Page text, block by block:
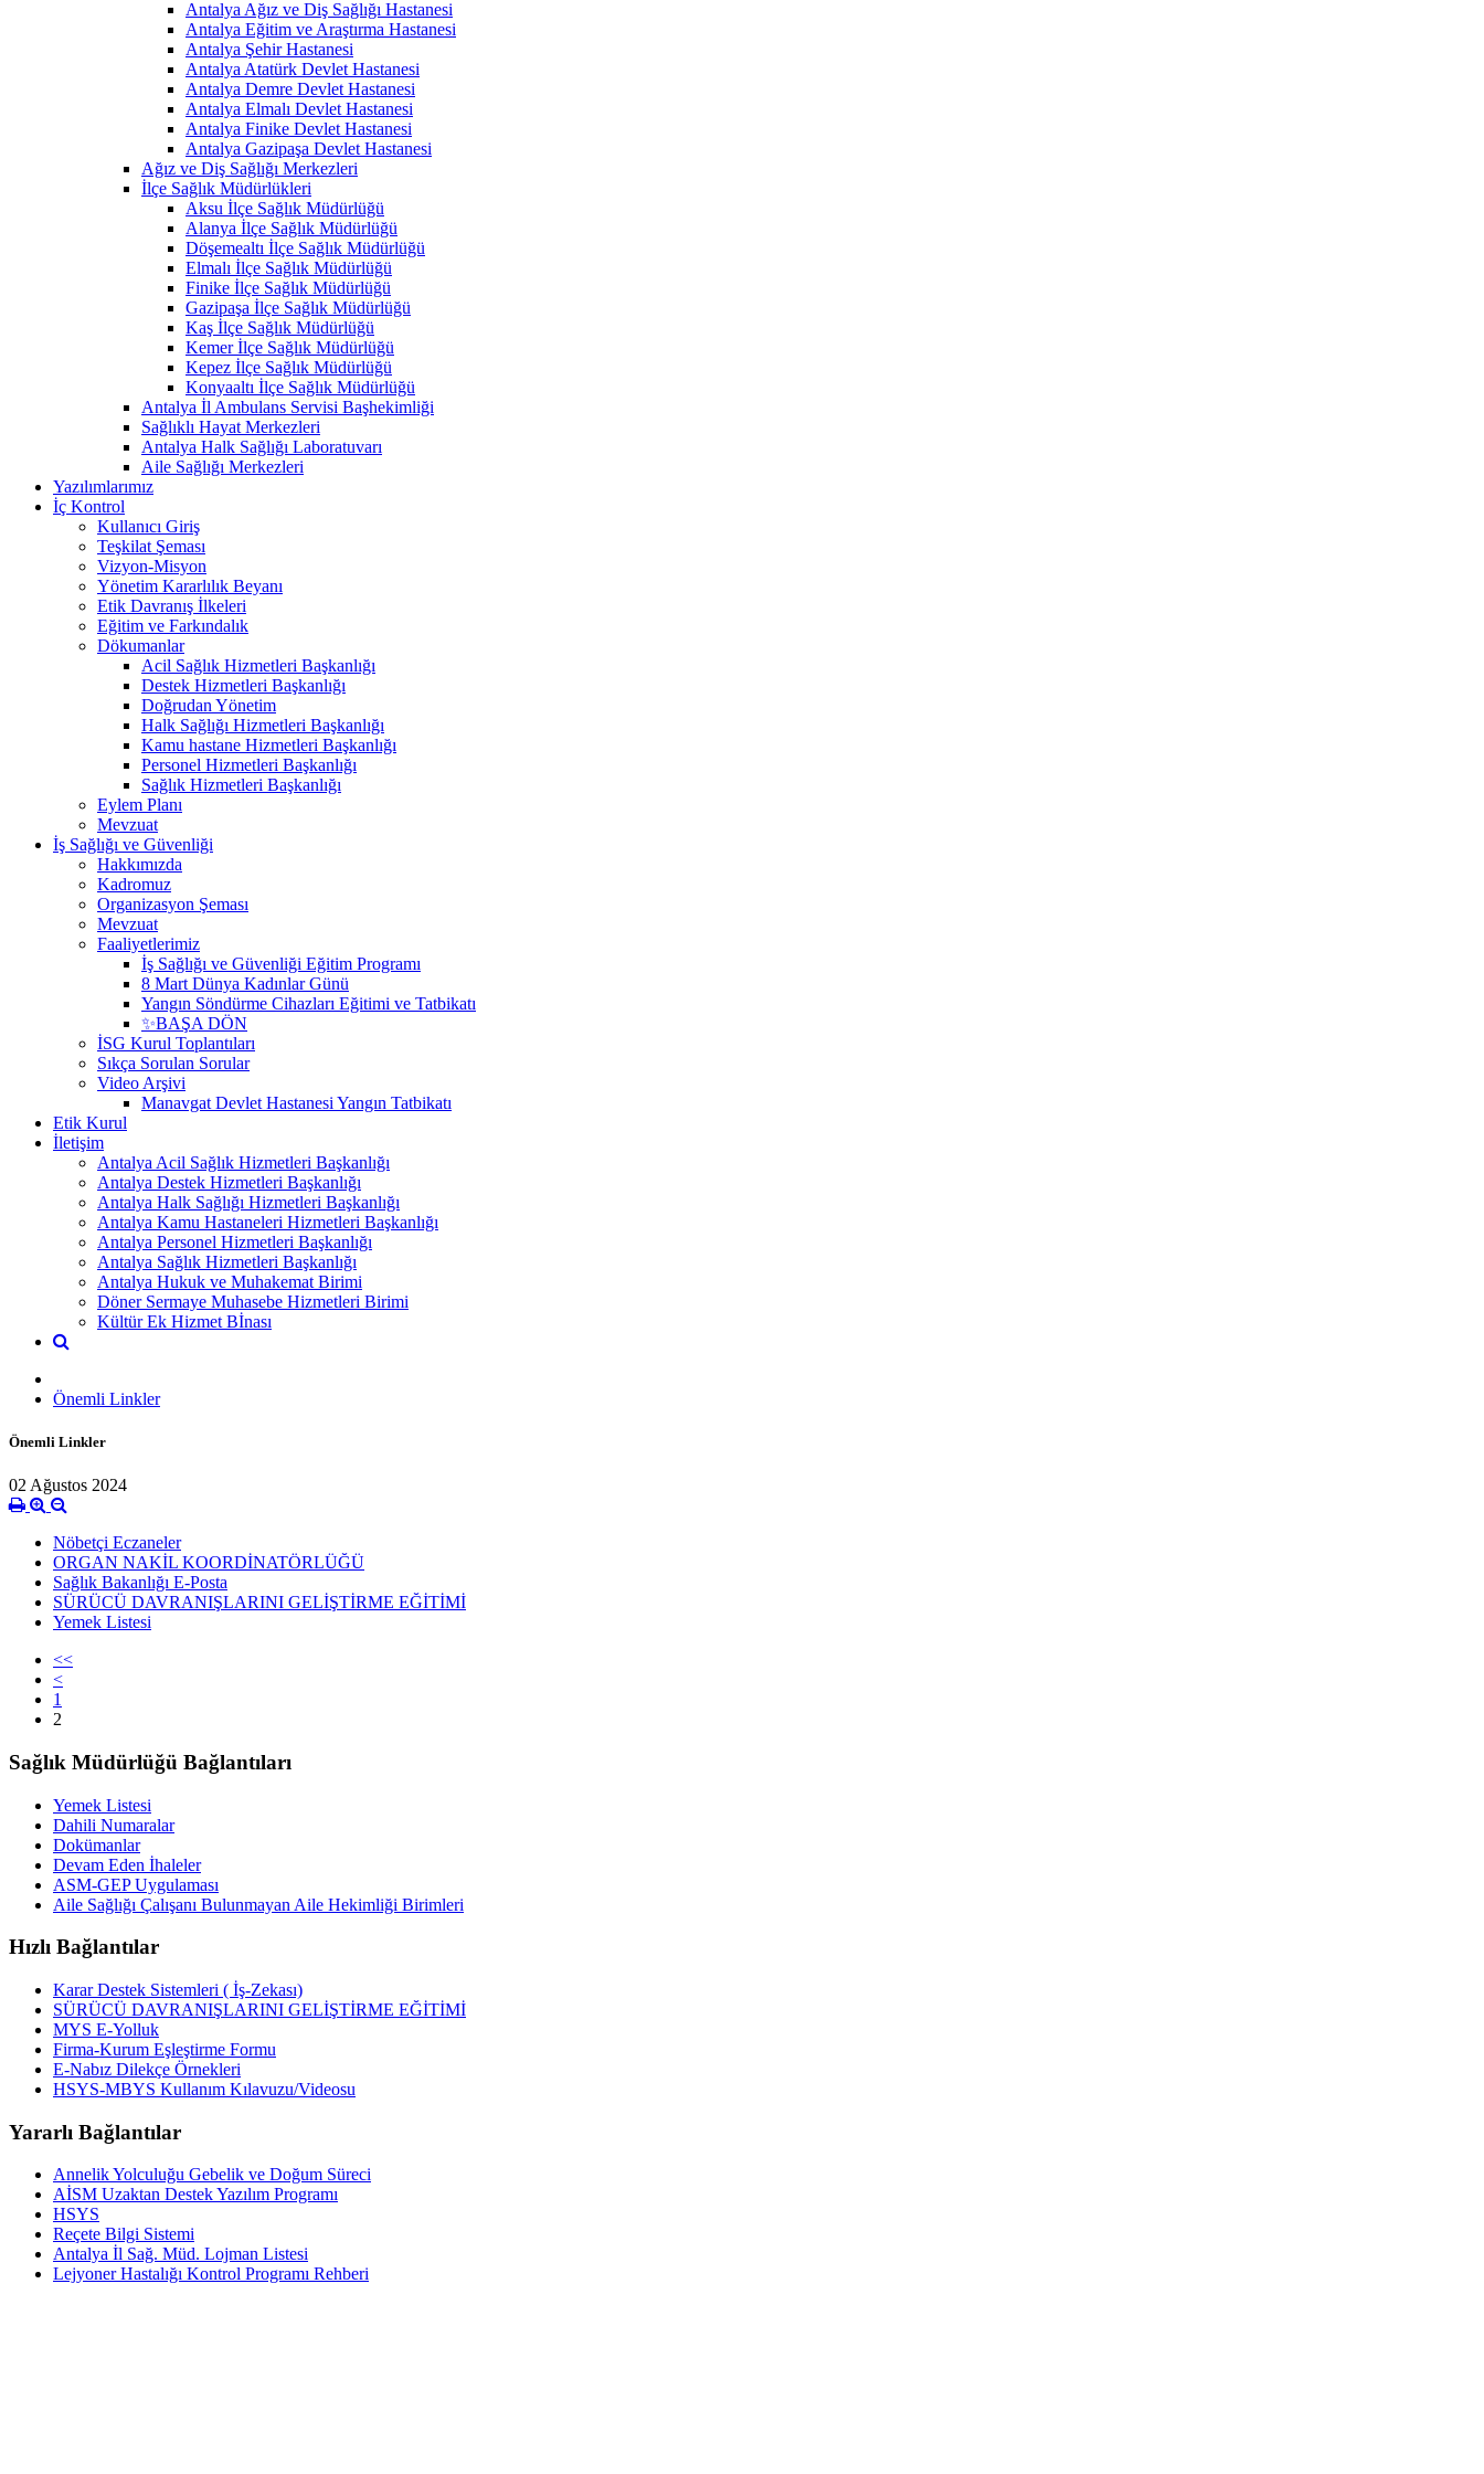
Antalya Ağız ve Diş Sağlığı Hastanesi
Antalya Eğitim ve Araştırma Hastanesi
Antalya Şehir Hastanesi
Antalya Atatürk Devlet Hastanesi
Antalya Demre Devlet Hastanesi
Antalya Elmalı Devlet Hastanesi
Antalya Finike Devlet Hastanesi
Antalya Gazipaşa Devlet Hastanesi
Ağız ve Diş Sağlığı Merkezleri
İlçe Sağlık Müdürlükleri
Aksu İlçe Sağlık Müdürlüğü
Alanya İlçe Sağlık Müdürlüğü
Döşemealtı İlçe Sağlık Müdürlüğü
Elmalı İlçe Sağlık Müdürlüğü
Finike İlçe Sağlık Müdürlüğü
Gazipaşa İlçe Sağlık Müdürlüğü
Kaş İlçe Sağlık Müdürlüğü
Kemer İlçe Sağlık Müdürlüğü
Kepez İlçe Sağlık Müdürlüğü
Konyaaltı İlçe Sağlık Müdürlüğü
Antalya İl Ambulans Servisi Başhekimliği
Sağlıklı Hayat Merkezleri
Antalya Halk Sağlığı Laboratuvarı
Aile Sağlığı Merkezleri
Yazılımlarımız
İç Kontrol
Kullanıcı Giriş
Teşkilat Şeması
Vizyon-Misyon
Yönetim Kararlılık Beyanı
Etik Davranış İlkeleri
Eğitim ve Farkındalık
Dökumanlar
Acil Sağlık Hizmetleri Başkanlığı
Destek Hizmetleri Başkanlığı
Doğrudan Yönetim
Halk Sağlığı Hizmetleri Başkanlığı
Kamu hastane Hizmetleri Başkanlığı
Personel Hizmetleri Başkanlığı
Sağlık Hizmetleri Başkanlığı
Eylem Planı
Mevzuat
İş Sağlığı ve Güvenliği
Hakkımızda
Kadromuz
Organizasyon Şeması
Mevzuat
Faaliyetlerimiz
İş Sağlığı ve Güvenliği Eğitim Programı
8 Mart Dünya Kadınlar Günü
Yangın Söndürme Cihazları Eğitimi ve Tatbikatı
✨BAŞA DÖN
İSG Kurul Toplantıları
Sıkça Sorulan Sorular
Video Arşivi
Manavgat Devlet Hastanesi Yangın Tatbikatı
Etik Kurul
İletişim
Antalya Acil Sağlık Hizmetleri Başkanlığı
Antalya Destek Hizmetleri Başkanlığı
Antalya Halk Sağlığı Hizmetleri Başkanlığı
Antalya Kamu Hastaneleri Hizmetleri Başkanlığı
Antalya Personel Hizmetleri Başkanlığı
Antalya Sağlık Hizmetleri Başkanlığı
Antalya Hukuk ve Muhakemat Birimi
Döner Sermaye Muhasebe Hizmetleri Birimi
Kültür Ek Hizmet Bİnası
Önemli Linkler
Önemli Linkler
02 Ağustos 2024
Nöbetçi Eczaneler
ORGAN NAKİL KOORDİNATÖRLÜĞÜ
Sağlık Bakanlığı E-Posta
SÜRÜCÜ DAVRANIŞLARINI GELİŞTİRME EĞİTİMİ
Yemek Listesi
<<
<
1
2
Sağlık Müdürlüğü Bağlantıları
Yemek Listesi
Dahili Numaralar
Dokümanlar
Devam Eden İhaleler
ASM-GEP Uygulaması
Aile Sağlığı Çalışanı Bulunmayan Aile Hekimliği Birimleri
Hızlı Bağlantılar
Karar Destek Sistemleri ( İş-Zekası)
SÜRÜCÜ DAVRANIŞLARINI GELİŞTİRME EĞİTİMİ
MYS E-Yolluk
Firma-Kurum Eşleştirme Formu
E-Nabız Dilekçe Örnekleri
HSYS-MBYS Kullanım Kılavuzu/Videosu
Yararlı Bağlantılar
Annelik Yolculuğu Gebelik ve Doğum Süreci
AİSM Uzaktan Destek Yazılım Programı
HSYS
Reçete Bilgi Sistemi
Antalya İl Sağ. Müd. Lojman Listesi
Lejyoner Hastalığı Kontrol Programı Rehberi